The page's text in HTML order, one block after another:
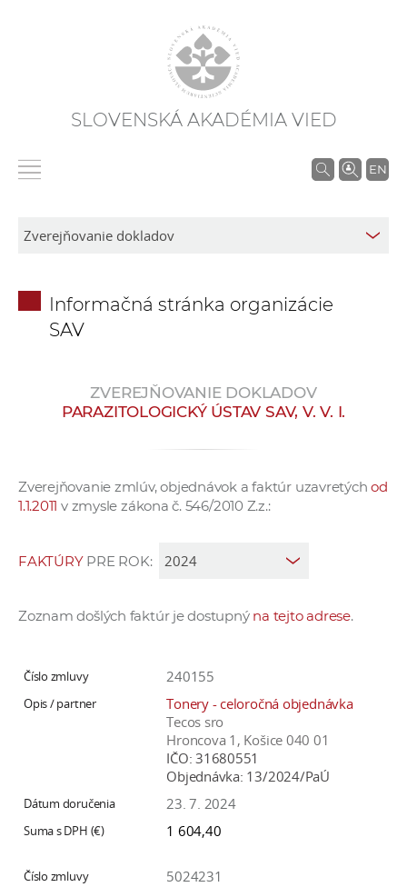
SLOVENSKÁ AKADÉMIA VIED
EN
V
e
r
í
c
Informačná stránka organizácie
SAV
ZVEREJŇOVANIE DOKLADOV
PARAZITOLOGICKÝ ÚSTAV SAV, V. V. I.
Zverejňovanie zmlúv, objednávok a faktúr uzavretýchod
1.1.2011 v zmysle zákona č. 546/2010 Z.z.:
FAKTÚRYPRE ROK:
Zoznam došlých faktúr je dostupný na tejto adrese.
240155
Tonery - celoročná objednávka
Tecos sro
Hroncova 1, Košice 040 01
IČO: 31680551
Objednávka: 13/2024/PaÚ
23. 7. 2024
1 604,40
5024231